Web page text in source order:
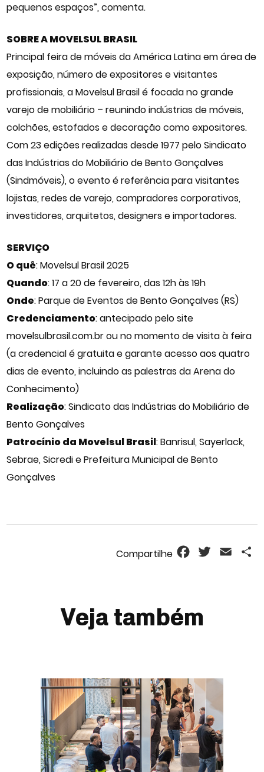
pequenos espaços”, comenta.
SOBRE A MOVELSUL BRASIL
Principal feira de móveis da América Latina em área de
exposição, número de expositores e visitantes
profissionais, a Movelsul Brasil é focada no grande
varejo de mobiliário – reunindo indústrias de móveis,
colchões, estofados e decoração como expositores.
Com 23 edições realizadas desde 1977 pelo Sindicato
das Indústrias do Mobiliário de Bento Gonçalves
(Sindmóveis), o evento é referência para visitantes
lojistas, redes de varejo, compradores corporativos,
investidores, arquitetos, designers e importadores.
SERVIÇO
O quê: Movelsul Brasil 2025
Quando: 17 a 20 de fevereiro, das 12h às 19h
Onde: Parque de Eventos de Bento Gonçalves (RS)
Credenciamento: antecipado pelo site
movelsulbrasil.com.br ou no momento de visita à feira
(a credencial é gratuita e garante acesso aos quatro
dias de evento, incluindo as palestras da Arena do
Conhecimento)
Realização: Sindicato das Indústrias do Mobiliário de
Bento Gonçalves
Patrocínio da Movelsul Brasil: Banrisul, Sayerlack,
Sebrae, Sicredi e Prefeitura Municipal de Bento
Gonçalves
FacebookTwitterEmail
Veja também